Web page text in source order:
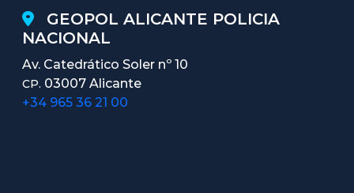
GEOPOL ALICANTE POLICIA
NACIONAL
Av. Catedrático Soler nº 10
CP. 03007 Alicante
+34 965 36 21 00